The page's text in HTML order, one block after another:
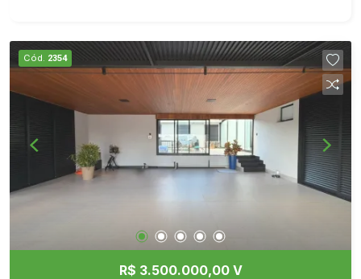
Cód. 2354
R$ 3.500.000,00 V